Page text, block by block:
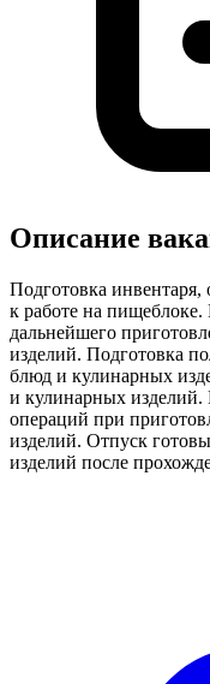
Описание
Подготовка инвентаря,
к работе на
дальнейшего
изделий. Подготовка
блюд и кулинарных
и кулинарных
операций при
изделий. Отпуск
изделий после